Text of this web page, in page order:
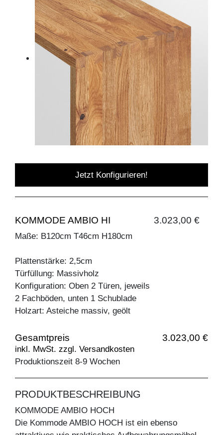
Jetzt Konfigurieren!
KOMMODE AMBIO HI 3.023,00 €
Maße: B120cm T46cm H180cm
Plattenstärke: 2,5cm
Türfüllung: Massivholz
Konfiguration: Oben 2 Türen, jeweils
2 Fachböden, unten 1 Schublade
Holzart: Asteiche massiv, geölt
Gesamtpreis 3.023,00 €
inkl. MwSt. zzgl. Versandkosten
Produktionszeit 8-9 Wochen
PRODUKTBESCHREIBUNG
KOMMODE AMBIO HOCH
Die Kommode AMBIO HOCH ist ein ebenso